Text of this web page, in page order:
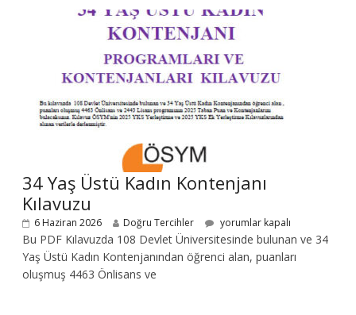
34 Yaş Üstü Kadın Kontenjanı
Kılavuzu
6 Haziran 2026 Doğru Tercihler yorumlar kapalı
Bu PDF Kılavuzda 108 Devlet Üniversitesinde bulunan ve 34
Yaş Üstü Kadın Kontenjanından öğrenci alan, puanları
oluşmuş 4463 Önlisans ve